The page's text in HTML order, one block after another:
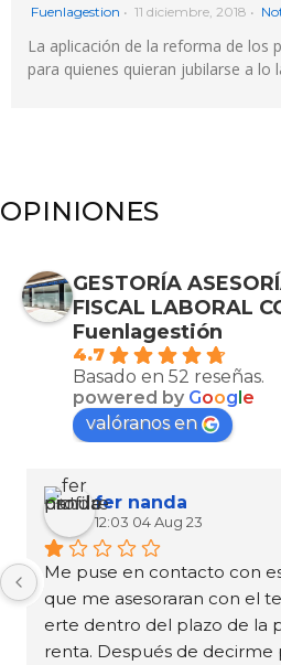
Fuenlagestion • 11 diciembre, 2018 •
La aplicación de la reforma de los
para quienes quieran jubilarse a
OPINIONES
GESTORÍA
FISCAL LABORAL
Fuenlagestión
4.7
Basado en 52 reseñas.
powered by Google
valóranos en
fer nanda
12:03 04 Aug 23
Me puse en contacto con
que me asesoraran con el
erte dentro del plazo de la
renta. Después de